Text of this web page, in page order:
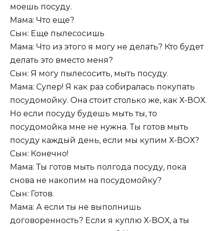
моешь посуду.
Мама: Что еще?
Сын: Еще пылесосишь
Мама: Что из этого я могу не делать? Кто будет
делать это вместо меня?
Сын: Я могу пылесосить, мыть посуду.
Мама: Супер! Я как раз собиралась покупать
посудомойку. Она стоит столько же, как Х-ВОХ.
Но если посуду будешь мыть ты, то
посудомойка мне не нужна. Ты готов мыть
посуду каждый день, если мы купим Х-ВОХ?
Сын: Конечно!
Мама: Ты готов мыть полгода посуду, пока
снова не накопим на посудомойку?
Сын: Готов.
Мама: А если ты не выполнишь
договоренность? Если я куплю Х-ВОХ, а ты